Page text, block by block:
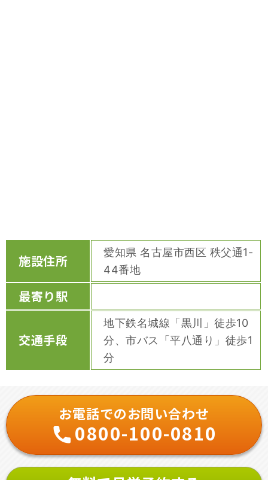
施設住所
愛知県 名古屋市西区 秩父通1-
44番地
最寄り駅
交通手段
地下鉄名城線「黒川」徒歩10
分、市バス「平八通り」徒歩1
分
お電話でのお問い合わせ
0800-100-0810